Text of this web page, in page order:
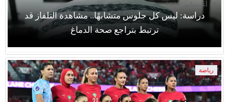
دراسة: ليس كل جلوس متشابهًا.. مشاهدة التلفاز قد
ترتبط بتراجع صحة الدماغ
10 أغسطس 2026
رياضة